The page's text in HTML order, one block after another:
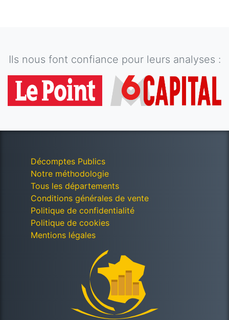
Ils nous font confiance pour leurs analyses :
Décomptes Publics
Notre méthodologie
Tous les départements
Conditions générales de vente
Politique de confidentialité
Politique de cookies
Mentions légales